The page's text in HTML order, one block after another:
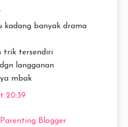
kadang banyak drama
trik tersendiri
langganan
mbak
20:39
Blogger